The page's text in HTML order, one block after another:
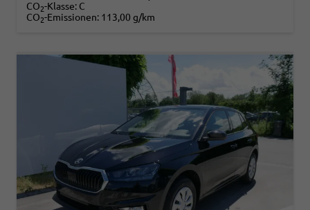
CO2-Klasse: C
CO2-Emissionen: 113,00 g/km